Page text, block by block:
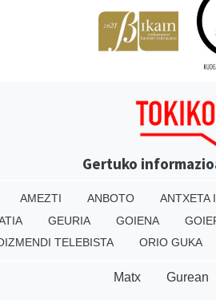
Gertuko
AMEZTI ANBOTO ANTXETA
GEURIA GOIENA
TELEBISTA ORIO GUKA
Matx Gurean